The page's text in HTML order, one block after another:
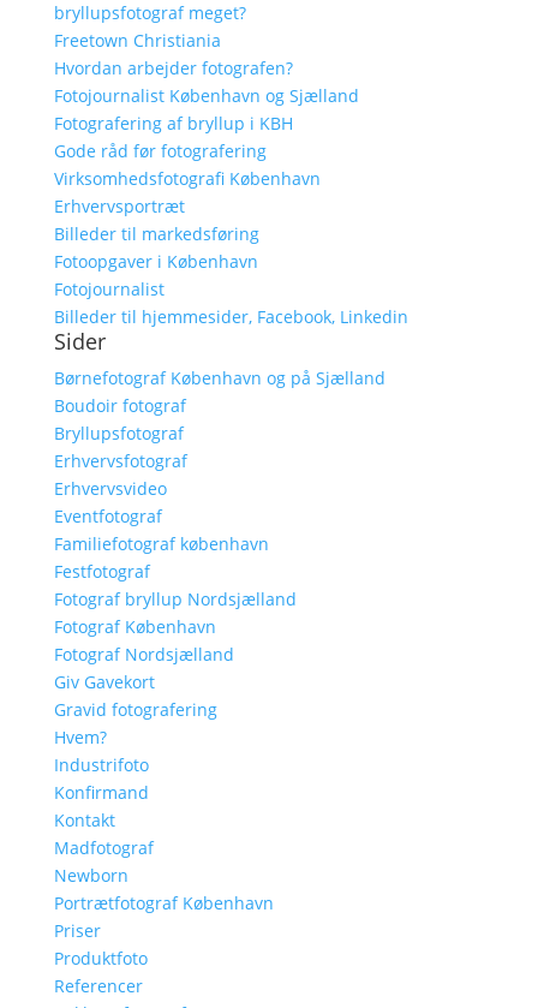
bryllupsfotograf meget?
Freetown Christiania
Hvordan arbejder fotografen?
Fotojournalist København og Sjælland
Fotografering af bryllup i KBH
Gode råd før fotografering
Virksomhedsfotografi København
Erhvervsportræt
Billeder til markedsføring
Fotoopgaver i København
Fotojournalist
Billeder til hjemmesider, Facebook, Linkedin
Sider
Børnefotograf København og på Sjælland
Boudoir fotograf
Bryllupsfotograf
Erhvervsfotograf
Erhvervsvideo
Eventfotograf
Familiefotograf københavn
Festfotograf
Fotograf bryllup Nordsjælland
Fotograf København
Fotograf Nordsjælland
Giv Gavekort
Gravid fotografering
Hvem?
Industrifoto
Konfirmand
Kontakt
Madfotograf
Newborn
Portrætfotograf København
Priser
Produktfoto
Referencer